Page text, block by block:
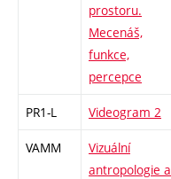
prostoru.
Mecenáš,
funkce,
percepce
PR1-L Videogram 2
VAMM
Vizuální
antropologie a